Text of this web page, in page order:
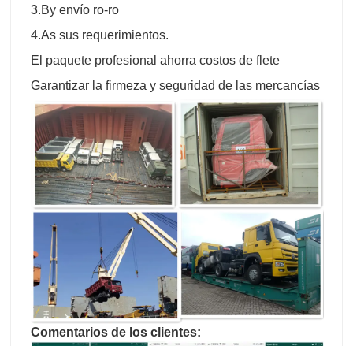
3.By envío ro-ro
4.As sus requerimientos.
El paquete profesional ahorra costos de flete
Garantizar la firmeza y seguridad de las mercancías
Comentarios de los clientes: